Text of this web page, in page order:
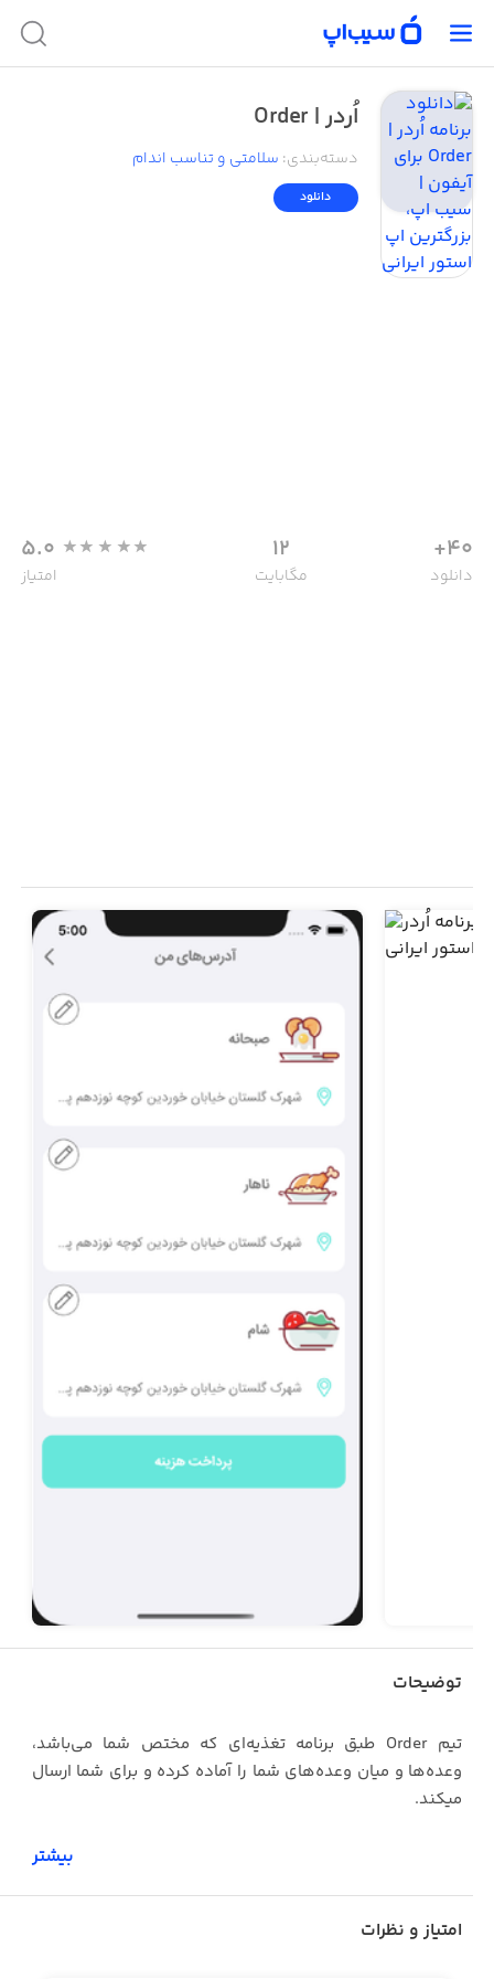
اُردر | Order
دسته‌بندی: سلامتی و تناسب اندام
دانلود
40+
دانلود
12
مگابایت
5.0
امتیاز
توضیحات
تیم Order طبق برنامه تغذیه‌ای که مختص شما می‌باشد،
وعده‌ها و میان وعده‌های شما را آماده کرده و برای شما ارسال
میکند.
بیشتر
امتیاز و نظرات